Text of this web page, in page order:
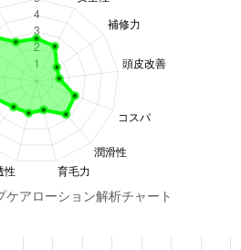
ケアローション解析チャート